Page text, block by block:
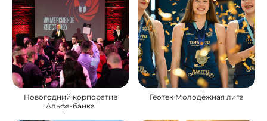
Новогодний корпоратив
Альфа-банка
Геотек Молодёжная лига